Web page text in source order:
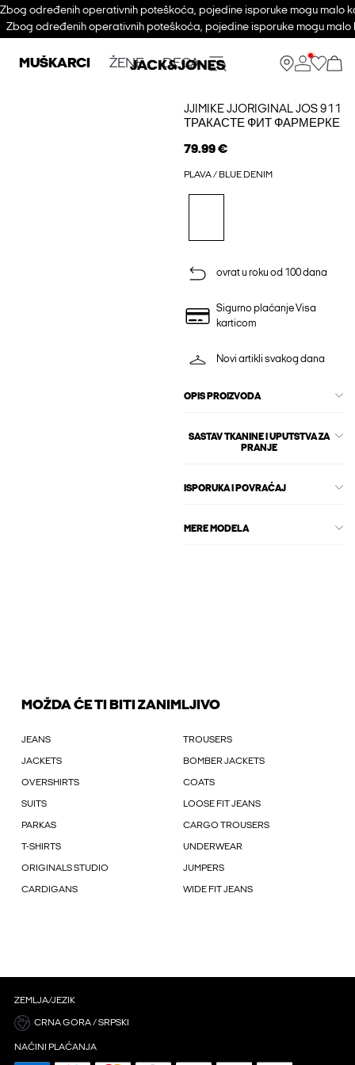
Zbog određenih operativnih poteškoća, pojedine isporuke mogu malo
Zbog određenih operativnih poteškoća, pojedine isporuke mogu
MUŠKARCI ŽENE DECA
JJIMIKE JJORIGINAL JOS 911
ТРАКАСТЕ ФИТ ФАРМЕРКЕ
79.99 €
PLAVA / BLUE DENIM
ovrat u roku od 100 dana
Sigurno plaćanje Visa
karticom
Novi artikli svakog dana
OPIS PROIZVODA
SASTAV TKANINE I UPUTSTVA ZA
PRANJE
ISPORUKA I POVRAĆAJ
MERE MODELA
MOŽDA ĆE TI BITI ZANIMLJIVO
JEANS TROUSERS
JACKETS BOMBER JACKETS
OVERSHIRTS COATS
SUITS LOOSE FIT JEANS
PARKAS CARGO TROUSERS
T-SHIRTS UNDERWEAR
ORIGINALS STUDIO JUMPERS
CARDIGANS WIDE FIT JEANS
ZEMLJA/JEZIK
CRNA GORA / SRPSKI
NAČINI PLAĆANJA